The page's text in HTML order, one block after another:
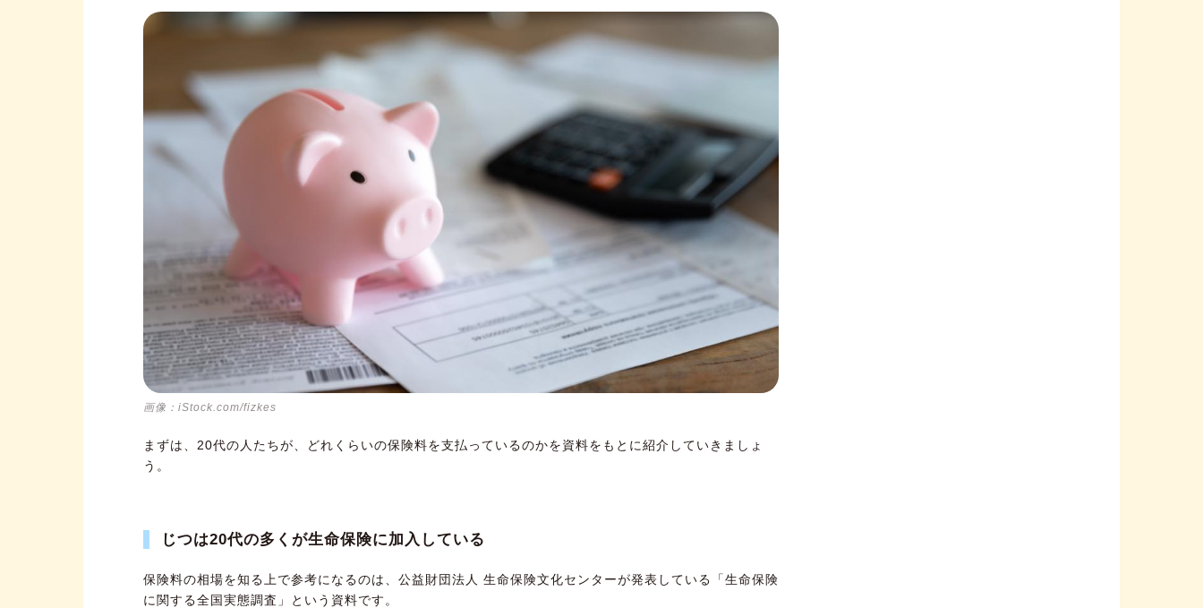
画像：iStock.com/fizkes
まずは、20代の人たちが、どれくらいの保険料を支払っているのかを資料をもとに紹介していきましょ
う。
じつは20代の多くが生命保険に加入している
保険料の相場を知る上で参考になるのは、公益財団法人 生命保険文化センターが発表している「生命保険
に関する全国実態調査」という資料です。